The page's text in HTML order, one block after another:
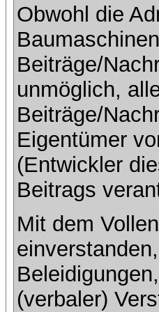
Obwohl die
Beiträge/
unmöglich,
Beiträge/
Eigentümer
(Entwickler
Beitrags
Mit dem
(verbaler)